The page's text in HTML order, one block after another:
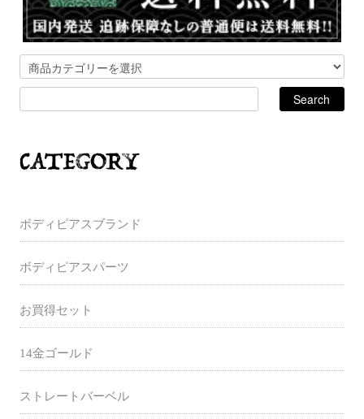
ボディピアスブランド
ボディピアスパーツ
お買得セット
14金ゴールド
ストレートバーベル